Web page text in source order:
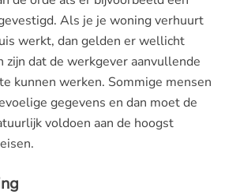
Als je je woning verhuurt
werkt, dan gelden er wellicht
zijn dat de werkgever aanvullende
kunnen werken. Sommige mensen
gegevens en dan moet de
voldoen aan de hoogst